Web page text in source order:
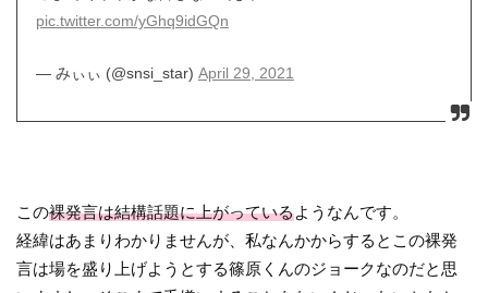
pic.twitter.com/yGhq9idGQn
— みぃぃ (@snsi_star) April 29, 2021
この裸発言は結構話題に上がっているようなんです。
経緯はあまりわかりませんが、私なんかからするとこの裸発
言は場を盛り上げようとする篠原くんのジョークなのだと思